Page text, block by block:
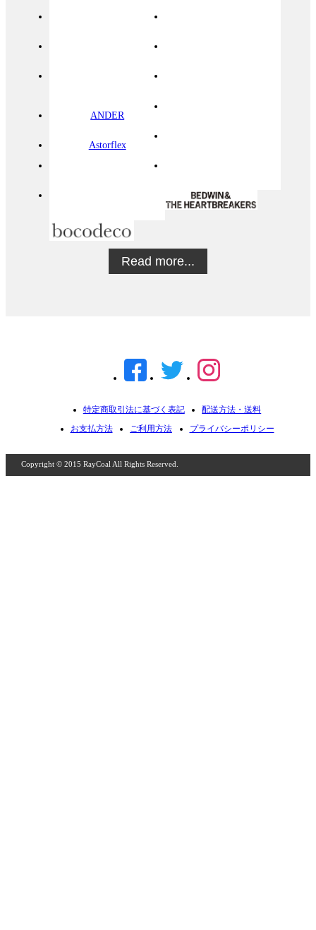
ANDER
Astorflex
Read more...
特定商取引法に基づく表記
配送方法・送料
お支払方法
ご利用方法 プライバシーポリシー
Copyright © 2015 RayCoal All Rights Reserved.